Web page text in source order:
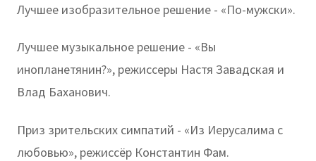
Лучшее изобразительное решение - «По-мужски».
Лучшее музыкальное решение - «Вы
инопланетянин?», режиссеры Настя Завадская и
Влад Баханович.
Приз зрительских симпатий - «Из Иерусалима с
любовью», режиссёр Константин Фам.